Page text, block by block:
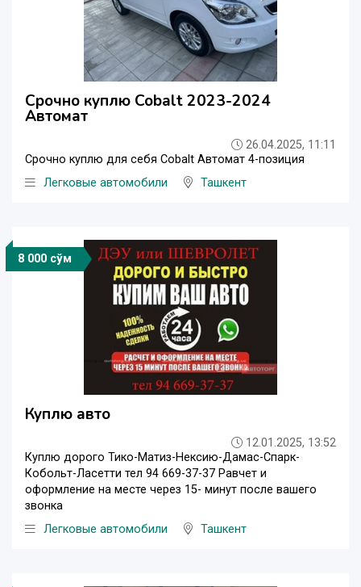
Срочно куплю Cobalt 2023-2024
Автомат
26.04.2025, 11:11
Срочно куплю для себя Cobalt Автомат 4-позиция
Легковые автомобили
Ташкент
8 000 сўм
Куплю авто
12.01.2025, 13:52
Куплю дорого Тико-Матиз-Нексию-Дамас-Спарк-
Кобольт-Ласетти тел 94 669-37-37 Равчет и
оформление на месте через 15- минут после вашего
звонка
Легковые автомобили
Ташкент